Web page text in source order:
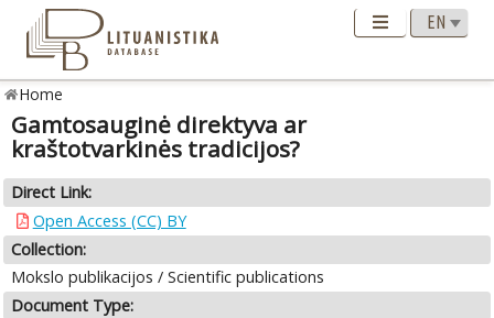
Home
Gamtosauginė direktyva ar
kraštotvarkinės tradicijos?
Direct Link:
Open Access (CC) BY
Collection:
Mokslo publikacijos / Scientific publications
Document Type: